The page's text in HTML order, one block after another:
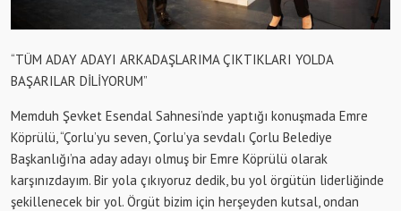
“TÜM ADAY ADAYI ARKADAŞLARIMA ÇIKTIKLARI YOLDA
BAŞARILAR DİLİYORUM”
Memduh Şevket Esendal Sahnesi’nde yaptığı konuşmada Emre
Köprülü, “Çorlu’yu seven, Çorlu’ya sevdalı Çorlu Belediye
Başkanlığı’na aday adayı olmuş bir Emre Köprülü olarak
karşınızdayım. Bir yola çıkıyoruz dedik, bu yol örgütün liderliğinde
şekillenecek bir yol. Örgüt bizim için herşeyden kutsal, ondan